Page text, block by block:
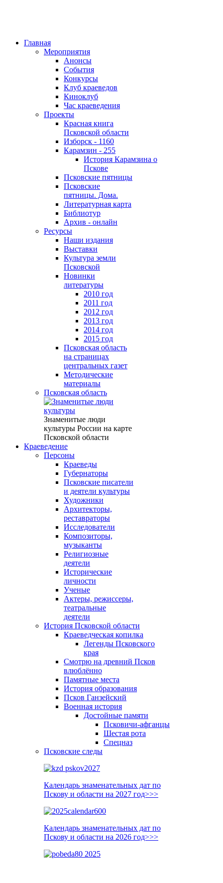
Главная
Мероприятия
Анонсы
События
Конкурсы
Клуб краеведов
Киноклуб
Час краеведения
Проекты
Красная книга
Псковской области
Изборск - 1160
Карамзин - 255
История Карамзина о
Пскове
Псковские пятницы
Псковские
пятницы. Дома.
Литературная карта
Библиотур
Архив - онлайн
Ресурсы
Наши издания
Выставки
Культура земли
Псковской
Новинки
литературы
2010 год
2011 год
2012 год
2013 год
2014 год
2015 год
Псковская область
на страницах
центральных газет
Методические
материалы
Псковская область
Знаменитые люди
культуры России на карте
Псковской области
Краеведение
Персоны
Краеведы
Губернаторы
Псковские писатели
и деятели культуры
Художники
Архитекторы,
реставраторы
Исследователи
Композиторы,
музыканты
Религиозные
деятели
Исторические
личности
Ученые
Актеры, режиссеры,
театральные
деятели
История Псковской области
Краеведческая копилка
Легенды Псковского
края
Смотрю на древний Псков
влюблённо
Памятные места
История образования
Псков Ганзейский
Военная история
Достойные памяти
Псковичи-афганцы
Шестая рота
Спецназ
Псковские следы
Календарь знаменательных дат по
Пскову и области на 2027 год>>>
Календарь знаменательных дат по
Пскову и области на 2026 год>>>